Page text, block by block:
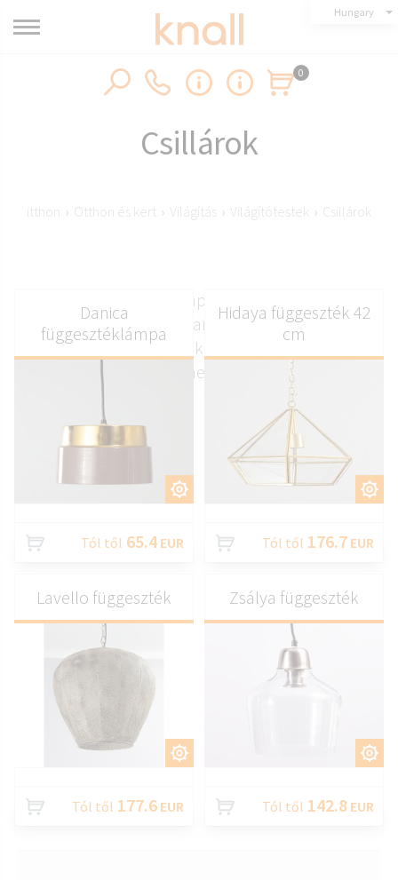
Hungary
0
Csillárok
itthon › Otthon és kert › Világítás › Világítótestek › Csillárok
Elegáns csillárok nappaliba, étkezőbe és
hálószobába. A gondosan válogatott anyagok és
a kifinomult részletek stílusos és hívogató
hangulatot kölcsönöznek bármely enteriőrnek.
TESTRESZAB
Danica
függesztéklámpa
Tól től 65.4 EUR
TESTRESZAB
Hidaya függeszték 42
cm
Tól től 176.7 EUR
TESTRESZAB
Lavello függeszték
Tól től 177.6 EUR
Zsálya függeszték
Tól től 142.8 EUR